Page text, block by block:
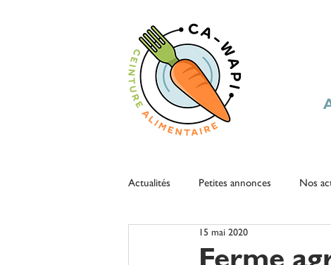
Actualités Petites annonces Nos
Ferme
15 mai 2020